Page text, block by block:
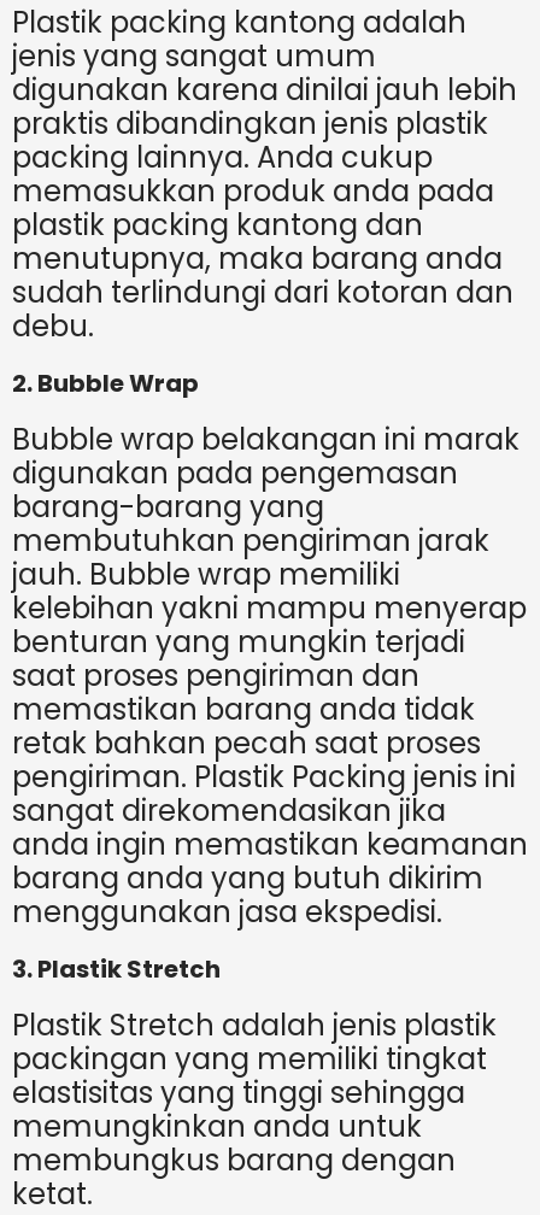
Plastik packing kantong adalah
jenis yang sangat umum
digunakan karena dinilai jauh lebih
praktis dibandingkan jenis plastik
packing lainnya. Anda cukup
memasukkan produk anda pada
plastik packing kantong dan
menutupnya, maka barang anda
sudah terlindungi dari kotoran dan
debu.
2. Bubble Wrap
Bubble wrap belakangan ini marak
digunakan pada pengemasan
barang-barang yang
membutuhkan pengiriman jarak
jauh. Bubble wrap memiliki
kelebihan yakni mampu menyerap
benturan yang mungkin terjadi
saat proses pengiriman dan
memastikan barang anda tidak
retak bahkan pecah saat proses
pengiriman. Plastik Packing jenis ini
sangat direkomendasikan jika
anda ingin memastikan keamanan
barang anda yang butuh dikirim
menggunakan jasa ekspedisi.
3. Plastik Stretch
Plastik Stretch adalah jenis plastik
packingan yang memiliki tingkat
elastisitas yang tinggi sehingga
memungkinkan anda untuk
membungkus barang dengan
ketat.